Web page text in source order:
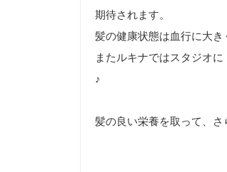
期待されます。
髪の健康状態は血行に大き
またルキナではスタジオ
♪
髪の良い栄養を取って、